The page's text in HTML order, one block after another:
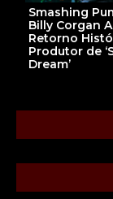
Smashing
Billy Corgan
Retorno
Produtor de
Dream’